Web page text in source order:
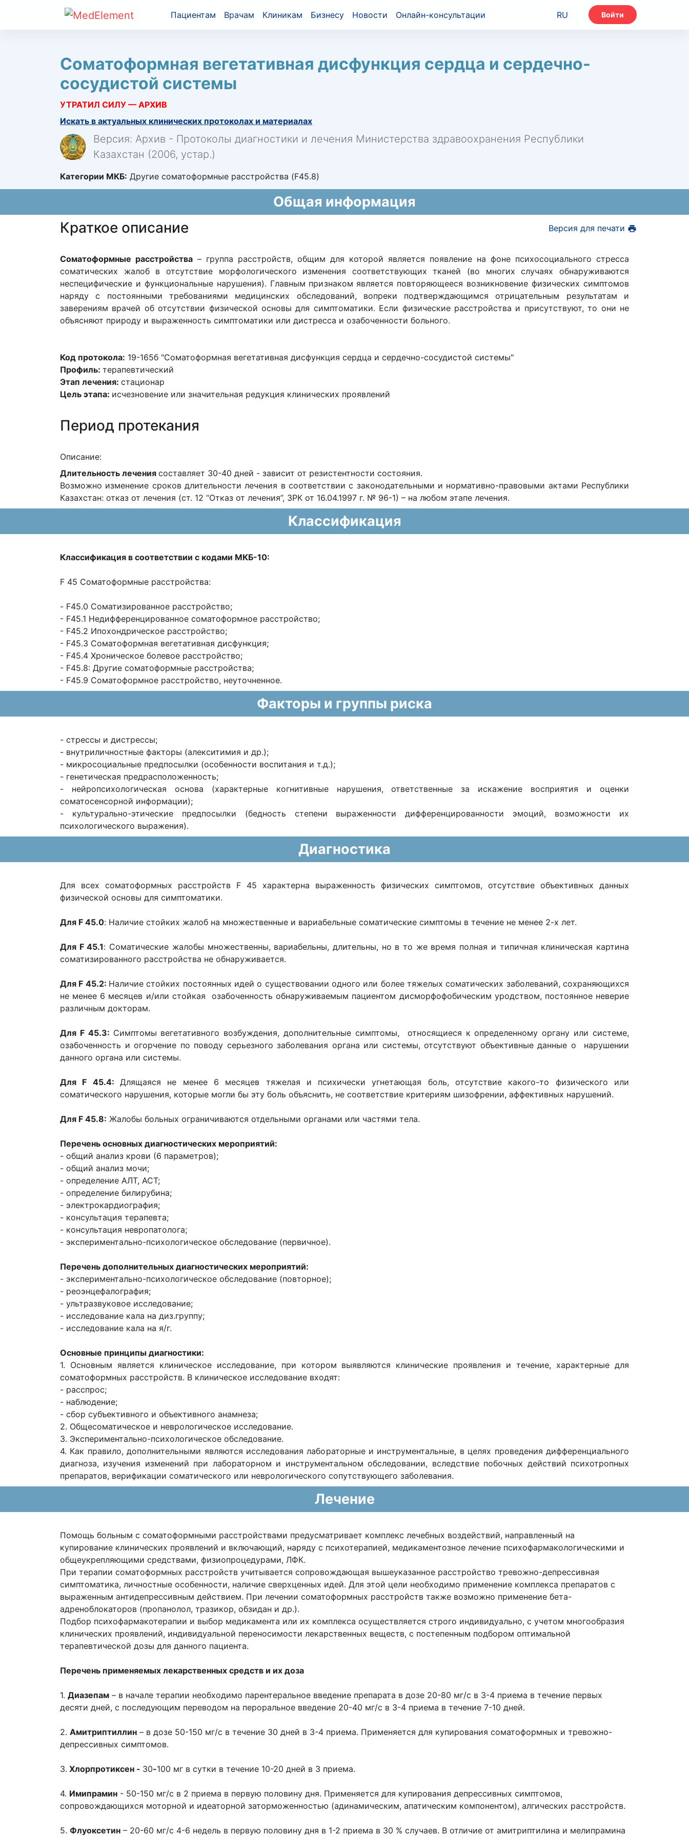
Пациентам Врачам Клиникам Бизнесу Новости Онлайн-консультации RU Войти
Соматоформная вегетативная дисфункция сердца и сердечно-
сосудистой системы
УТРАТИЛ СИЛУ — АРХИВ
Искать в актуальных клинических протоколах и материалах
Версия: Архив - Протоколы диагностики и лечения Министерства здравоохранения Республики
Казахстан (2006, устар.)
Категории МКБ: Другие соматоформные расстройства (F45.8)
Общая информация
Версия для печати
Краткое описание
Соматоформные расстройства – группа расстройств, общим для которой является появление на фоне психосоциального стресса
соматических жалоб в отсутствие морфологического изменения соответствующих тканей (во многих случаях обнаруживаются
неспецифические и функциональные нарушения). Главным признаком является повторяющееся возникновение физических симптомов
наряду с постоянными требованиями медицинских обследований, вопреки подтверждающимся отрицательным результатам и
заверениям врачей об отсутствии физической основы для симптоматики. Если физические расстройства и присутствуют, то они не
объясняют природу и выраженность симптоматики или дистресса и озабоченности больного.
Код протокола: 19-165б "Соматоформная вегетативная дисфункция сердца и сердечно-сосудистой системы"
Профиль: терапевтический
Этап лечения: стационар
Цель этапа: исчезновение или значительная редукция клинических проявлений
Период протекания
Описание:
Длительность лечения составляет 30-40 дней - зависит от резистентности состояния.
Возможно изменение сроков длительности лечения в соответствии с законодательными и нормативно-правовыми актами Республики
Казахстан: отказ от лечения (ст. 12 “Отказ от лечения”, ЗРК от 16.04.1997 г. № 96-1) – на любом этапе лечения.
Классификация
Классификация в соответствии с кодами МКБ-10:
F 45 Соматоформные расстройства:
- F45.0 Соматизированное расстройство;
- F45.1 Недифференцированное соматоформное расстройство;
- F45.2 Ипохондрическое расстройство;
- F45.3 Соматоформная вегетативная дисфункция;
- F45.4 Хроническое болевое расстройство;
- F45.8: Другие соматоформные расстройства;
- F45.9 Соматоформное расстройство, неуточненное.
Факторы и группы риска
- стрессы и дистрессы;
- внутриличностные факторы (алекситимия и др.);
- микросоциальные предпосылки (особенности воспитания и т.д.);
- генетическая предрасположенность;
- нейропсихологическая основа (характерные когнитивные нарушения, ответственные за искажение восприятия и оценки
соматосенсорной информации);
- культурально-этические предпосылки (бедность степени выраженности дифференцированности эмоций, возможности их
психологического выражения).
Диагностика
Для всех соматоформных расстройств F 45 характерна выраженность физических симптомов, отсутствие объективных данных
физической основы для симптоматики.
Для F 45.0: Наличие стойких жалоб на множественные и вариабельные соматические симптомы в течение не менее 2-х лет.
Для F 45.1: Соматические жалобы множественны, вариабельны, длительны, но в то же время полная и типичная клиническая картина
соматизированного расстройства не обнаруживается.
Для F 45.2: Наличие стойких постоянных идей о существовании одного или более тяжелых соматических заболеваний, сохраняющихся
не менее 6 месяцев и/или стойкая озабоченность обнаруживаемым пациентом дисморфофобическим уродством, постоянное неверие
различным докторам.
Для F 45.3: Симптомы вегетативного возбуждения, дополнительные симптомы, относящиеся к определенному органу или системе,
озабоченность и огорчение по поводу серьезного заболевания органа или системы, отсутствуют объективные данные о нарушении
данного органа или системы.
Для F 45.4: Длящаяся не менее 6 месяцев тяжелая и психически угнетающая боль, отсутствие какого-то физического или
соматического нарушения, которые могли бы эту боль объяснить, не соответствие критериям шизофрении, аффективных нарушений.
Для F 45.8: Жалобы больных ограничиваются отдельными органами или частями тела.
Перечень основных диагностических мероприятий:
- общий анализ крови (6 параметров);
- общий анализ мочи;
- определение АЛТ, АСТ;
- определение билирубина;
- электрокардиография;
- консультация терапевта;
- консультация невропатолога;
- экспериментально-психологическое обследование (первичное).
Перечень дополнительных диагностических мероприятий:
- экспериментально-психологическое обследование (повторное);
- реоэнцефалография;
- ультразвуковое исследование;
- исследование кала на диз.группу;
- исследование кала на я/г.
Основные принципы диагностики:
1. Основным является клиническое исследование, при котором выявляются клинические проявления и течение, характерные для
соматоформных расстройств. В клиническое исследование входят:
- расспрос;
- наблюдение;
- сбор субъективного и объективного анамнеза;
2. Общесоматическое и неврологическое исследование.
3. Экспериментально-психологическое обследование.
4. Как правило, дополнительными являются исследования лабораторные и инструментальные, в целях проведения дифференциального
диагноза, изучения изменений при лабораторном и инструментальном обследовании, вследствие побочных действий психотропных
препаратов, верификации соматического или неврологического сопутствующего заболевания.
Лечение
Помощь больным с соматоформными расстройствами предусматривает комплекс лечебных воздействий, направленный на
купирование клинических проявлений и включающий, наряду с психотерапией, медикаментозное лечение психофармакологическими и
общеукрепляющими средствами, физиопроцедурами, ЛФК.
При терапии соматоформных расстройств учитывается сопровождающая вышеуказанное расстройство тревожно-депрессивная
симптоматика, личностные особенности, наличие сверхценных идей. Для этой цели необходимо применение комплекса препаратов с
выраженным антидепрессивным действием. При лечении соматоформных расстройств также возможно применение бета-
адреноблокаторов (пропанолол, тразикор, обзидан и др.).
Подбор психофармакотерапии и выбор медикамента или их комплекса осуществляется строго индивидуально, с учетом многообразия
клинических проявлений, индивидуальной переносимости лекарственных веществ, с постепенным подбором оптимальной
терапевтической дозы для данного пациента.
Перечень применяемых лекарственных средств и их доза
1. Диазепам – в начале терапии необходимо парентеральное введение препарата в дозе 20-80 мг/с в 3-4 приема в течение первых
десяти дней, с последующим переводом на пероральное введение 20-40 мг/с в 3-4 приема в течение 7-10 дней.
2. Амитриптиллин – в дозе 50-150 мг/с в течение 30 дней в 3-4 приема. Применяется для купирования соматоформных и тревожно-
депрессивных симптомов.
3. Хлорпротиксен - 30-100 мг в сутки в течение 10-20 дней в 3 приема.
4. Имипрамин - 50-150 мг/с в 2 приема в первую половину дня. Применяется для купирования депрессивных симптомов,
сопровождающихся моторной и идеаторной заторможенностью (адинамическим, апатическим компонентом), алгических расстройств.
5. Флуоксетин – 20-60 мг/с 4-6 недель в первую половину дня в 1-2 приема в 30 % случаев. В отличие от амитриптилина и мелипрамина